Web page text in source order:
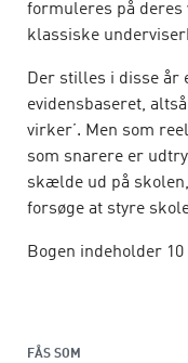
formuleres på deres
klassiske
Der stilles i disse år
evidensbaseret,
virker’. Men som
som snarere er
skælde ud på
forsøge at styre
Bogen indeholder
FÅS SOM